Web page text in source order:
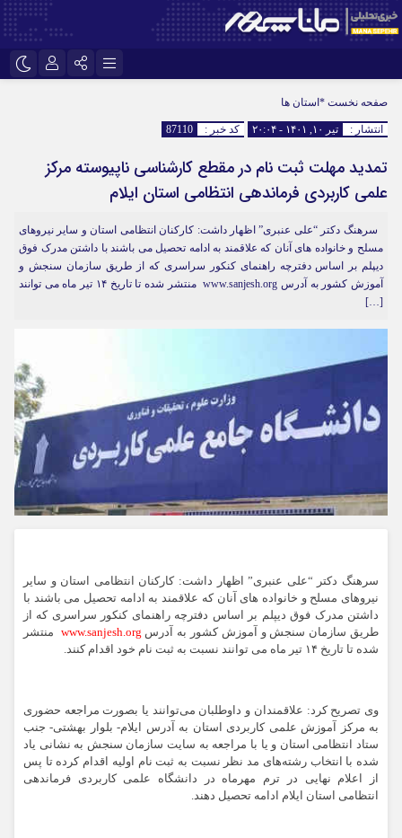
اینستاگرام
سروش
ایتا
آپارات رمز عبور
مرا به خاطر بسپار
صفحه نخست *استان ها
انتشار : تیر ۱۰, ۱۴۰۱ - ۲۰:۰۴ کد خبر : 87110
تمدید مهلت ثبت نام در مقطع کارشناسی ناپیوسته مرکز
علمی کاربردی فرماندهی انتظامی استان ایلام
سرهنگ دکتر “علی عنبری” اظهار داشت: کارکنان انتظامی استان و سایر نیروهای
مسلح و خانواده های آنان که علاقمند به ادامه تحصیل می باشند با داشتن مدرک فوق
دیپلم بر اساس دفترچه راهنمای کنکور سراسری که از طریق سازمان سنجش و
آموزش کشور به آدرس www.sanjesh.org منتشر شده تا تاریخ ۱۴ تیر ماه می توانند
[…]
سرهنگ دکتر “علی عنبری” اظهار داشت: کارکنان انتظامی استان و سایر
نیروهای مسلح و خانواده های آنان که علاقمند به ادامه تحصیل می باشند با
داشتن مدرک فوق دیپلم بر اساس دفترچه راهنمای کنکور سراسری که از
طریق سازمان سنجش و آموزش کشور به آدرس www.sanjesh.org منتشر
شده تا تاریخ ۱۴ تیر ماه می توانند نسبت به ثبت نام خود اقدام کنند.
وی تصریح کرد: علاقمندان و داوطلبان می‌توانند یا بصورت مراجعه حضوری
به مرکز آموزش علمی کاربردی استان به آدرس ایلام- بلوار بهشتی- جنب
ستاد انتظامی استان و یا با مراجعه به سایت سازمان سنجش به نشانی یاد
شده با انتخاب رشته‌های مد نظر نسبت به ثبت نام اولیه اقدام کرده تا پس
از اعلام نهایی در ترم مهرماه در دانشگاه علمی کاربردی فرماندهی
انتظامی استان ایلام ادامه تحصیل دهند.